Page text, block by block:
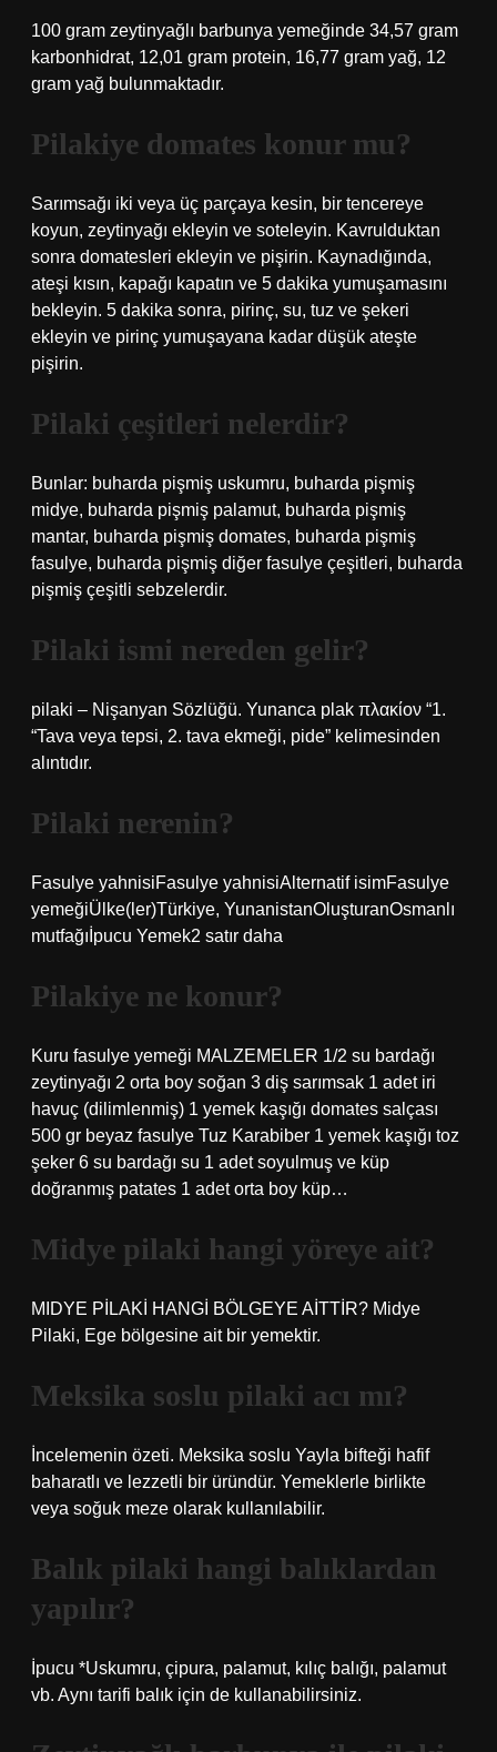
100 gram zeytinyağlı barbunya yemeğinde 34,57 gram
karbonhidrat, 12,01 gram protein, 16,77 gram yağ, 12
gram yağ bulunmaktadır.
Pilakiye domates konur mu?
Sarımsağı iki veya üç parçaya kesin, bir tencereye
koyun, zeytinyağı ekleyin ve soteleyin. Kavrulduktan
sonra domatesleri ekleyin ve pişirin. Kaynadığında,
ateşi kısın, kapağı kapatın ve 5 dakika yumuşamasını
bekleyin. 5 dakika sonra, pirinç, su, tuz ve şekeri
ekleyin ve pirinç yumuşayana kadar düşük ateşte
pişirin.
Pilaki çeşitleri nelerdir?
Bunlar: buharda pişmiş uskumru, buharda pişmiş
midye, buharda pişmiş palamut, buharda pişmiş
mantar, buharda pişmiş domates, buharda pişmiş
fasulye, buharda pişmiş diğer fasulye çeşitleri, buharda
pişmiş çeşitli sebzelerdir.
Pilaki ismi nereden gelir?
pilaki – Nişanyan Sözlüğü. Yunanca plak πλακίον “1.
“Tava veya tepsi, 2. tava ekmeği, pide” kelimesinden
alıntıdır.
Pilaki nerenin?
Fasulye yahnisiFasulye yahnisiAlternatif isimFasulye
yemeğiÜlke(ler)Türkiye, YunanistanOluşturanOsmanlı
mutfağıİpucu Yemek2 satır daha
Pilakiye ne konur?
Kuru fasulye yemeği MALZEMELER 1/2 su bardağı
zeytinyağı 2 orta boy soğan 3 diş sarımsak 1 adet iri
havuç (dilimlenmiş) 1 yemek kaşığı domates salçası
500 gr beyaz fasulye Tuz Karabiber 1 yemek kaşığı toz
şeker 6 su bardağı su 1 adet soyulmuş ve küp
doğranmış patates 1 adet orta boy küp…
Midye pilaki hangi yöreye ait?
MIDYE PİLAKİ HANGİ BÖLGEYE AİTTİR? Midye
Pilaki, Ege bölgesine ait bir yemektir.
Meksika soslu pilaki acı mı?
İncelemenin özeti. Meksika soslu Yayla bifteği hafif
baharatlı ve lezzetli bir üründür. Yemeklerle birlikte
veya soğuk meze olarak kullanılabilir.
Balık pilaki hangi balıklardan
yapılır?
İpucu *Uskumru, çipura, palamut, kılıç balığı, palamut
vb. Aynı tarifi balık için de kullanabilirsiniz.